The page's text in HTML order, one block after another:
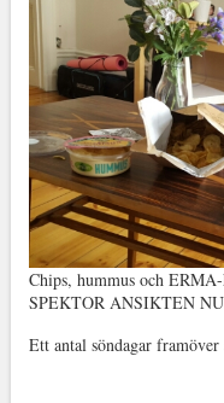
Chips, hummus och
SPEKTOR ANSIKTEN
Ett antal söndagar framöver